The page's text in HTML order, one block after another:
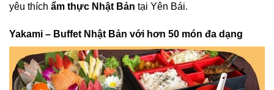
yêu thích ẩm thực Nhật Bản tại Yên Bái.
Yakami – Buffet Nhật Bản với hơn 50 món đa dạng